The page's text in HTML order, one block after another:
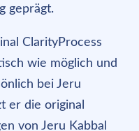
geprägt.
ClarityProcess
wie möglich und
bei Jeru
er die original
von Jeru Kabbal